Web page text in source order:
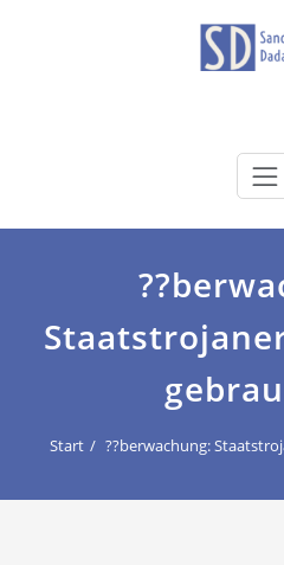
dadaczynski.de
Start ??berwachung: